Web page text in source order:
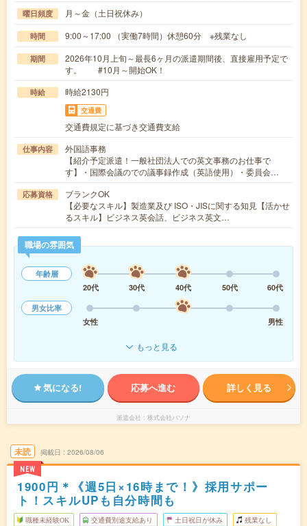
曜日頻度 月～金（土日祝休み）
時間 9:00～17:00 （実働7時間）休憩60分 ※残業なし
期間
2026年10月上旬～最長6ヶ月の派遣期間後、直接雇用予定で
す。 #10月～開始OK！
時給 時給2130円
交通費
交通費規定に基づき交通費支給
仕事内容
外国語事務
【紹介予定派遣！一般社団法人での英文事務のお仕事で
す】・国際会議のでの議事録作成（英語使用）・委員会…
応募資格
ブランクOK
【必要なスキル】製造業及び ISO・JISに関する知見【活かせ
るスキル】ビジネス英会話、ビジネス英文…
職場の雰囲気
年齢層
20代
30代 40代 50代
60代
男女比率
女性
男性
もっと見る
気になる! 応募へ進む 詳しく見る
派遣会社 株式会社パソナ
未読
NEW
掲載日 2026/08/06
1900円＊《週5日×16時まで！》採用サポー
ト！スキルUPも自分時間も
職種未経験OK 交通費別途支給あり 土日祝日が休み 残業なし